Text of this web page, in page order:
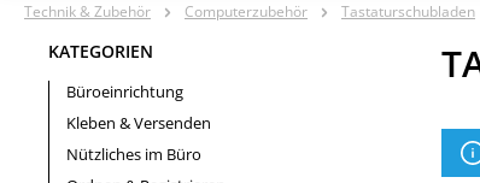
Technik & Zubehör Computerzubehör Tastaturschubladen
KATEGORIEN
Büroeinrichtung
Kleben & Versenden
Nützliches im Büro